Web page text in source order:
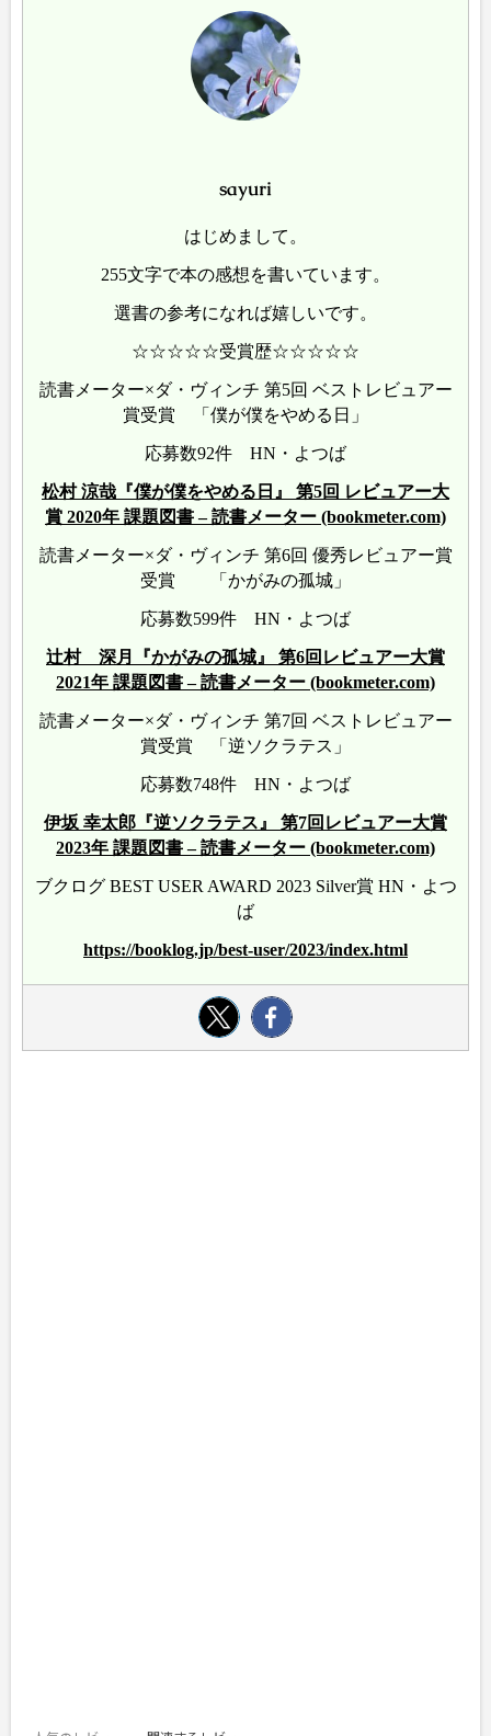
sayuri
はじめまして。
255文字で本の感想を書いています。
選書の参考になれば嬉しいです。
☆☆☆☆☆受賞歴☆☆☆☆☆
読書メーター×ダ・ヴィンチ 第5回 ベストレビュアー
賞受賞 「僕が僕をやめる日」
応募数92件 HN・よつば
松村 涼哉『僕が僕をやめる日』 第5回 レビュアー大
賞 2020年 課題図書 – 読書メーター (bookmeter.com)
読書メーター×ダ・ヴィンチ 第6回 優秀レビュアー賞
受賞 「かがみの孤城」
応募数599件 HN・よつば
辻村 深月『かがみの孤城』 第6回レビュアー大賞
2021年 課題図書 – 読書メーター (bookmeter.com)
読書メーター×ダ・ヴィンチ 第7回 ベストレビュアー
賞受賞 「逆ソクラテス」
応募数748件 HN・よつば
伊坂 幸太郎『逆ソクラテス』 第7回レビュアー大賞
2023年 課題図書 – 読書メーター (bookmeter.com)
ブクログ BEST USER AWARD 2023 Silver賞 HN・よつ
ば
https://booklog.jp/best-user/2023/index.html